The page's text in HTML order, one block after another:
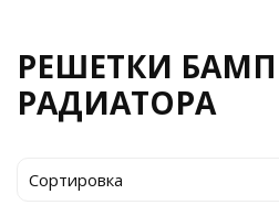
РЕШЕТКИ
РАДИАТОРА